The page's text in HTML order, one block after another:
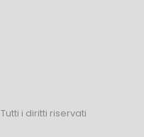
i diritti riservati